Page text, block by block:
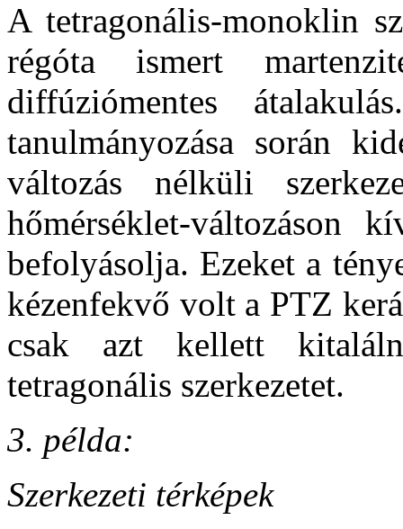
A tetragonális-monoklin
régóta ismert
diffúziómentes
tanulmányozása során
változás nélküli
hőmérséklet-változáson
befolyásolja. Ezeket a
kézenfekvő volt a PTZ
csak azt kellett
tetragonális szerkezetet.
3. példa:
Szerkezeti térképek